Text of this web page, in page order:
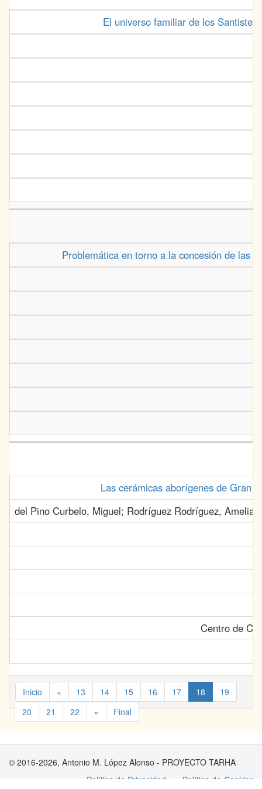
El universo familiar de los
Problemática en torno a la concesión de las
Las cerámicas aborígenes de Gran
del Pino Curbelo, Miguel; Rodríguez Rodríguez,
Centro de
Inicio « 13 14 15 16 17 18
19
20
21 22 » Final
© 2016-2026, Antonio M. López Alonso - PROYECTO TARHA
Política de Privacidad
Política de Cookies